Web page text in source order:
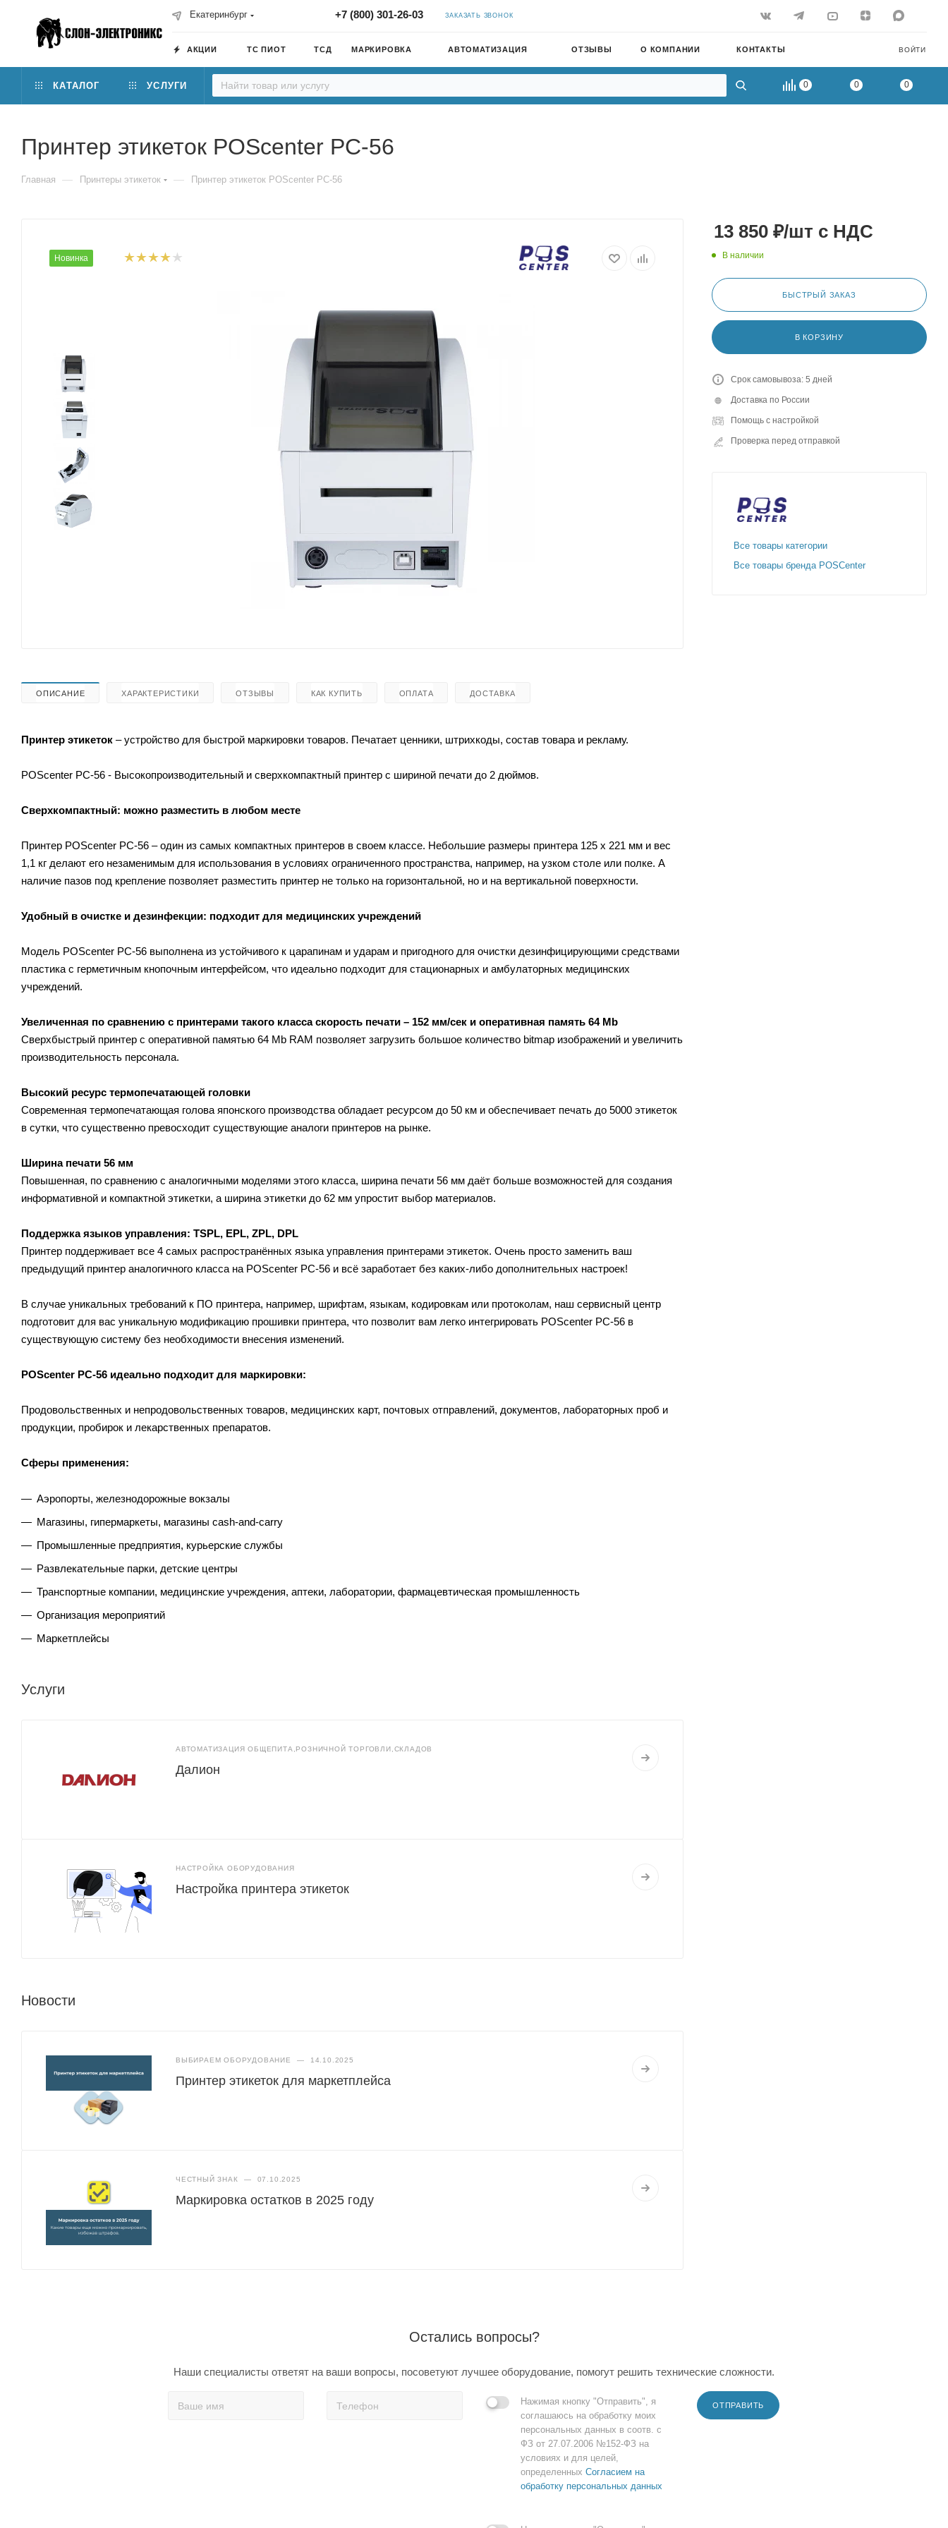
Екатеринбург +7 (800) 301-26-03 ЗАКАЗАТЬ ЗВОНОК
ВОЙТИ
АКЦИИ ТС ПИОТ ТСД МАРКИРОВКА АВТОМАТИЗАЦИЯ ОТЗЫВЫ О КОМПАНИИ КОНТАКТЫ
0 0 0
КАТАЛОГ УСЛУГИ
Принтер этикеток POScenter PC-56
Главная — Принтеры этикеток — Принтер этикеток POScenter PC-56
Новинка
ОПИСАНИЕ ХАРАКТЕРИСТИКИ ОТЗЫВЫ КАК КУПИТЬ ОПЛАТА ДОСТАВКА
Принтер этикеток – устройство для быстрой маркировки товаров. Печатает ценники, штрихкоды, состав товара и рекламу.
POScenter PC-56 - Высокопроизводительный и сверхкомпактный принтер с шириной печати до 2 дюймов.
Сверхкомпактный: можно разместить в любом месте
Принтер POScenter PC-56 – один из самых компактных принтеров в своем классе. Небольшие размеры принтера 125 x 221 мм и вес
1,1 кг делают его незаменимым для использования в условиях ограниченного пространства, например, на узком столе или полке. А
наличие пазов под крепление позволяет разместить принтер не только на горизонтальной, но и на вертикальной поверхности.
Удобный в очистке и дезинфекции: подходит для медицинских учреждений
Модель POScenter PC-56 выполнена из устойчивого к царапинам и ударам и пригодного для очистки дезинфицирующими средствами
пластика с герметичным кнопочным интерфейсом, что идеально подходит для стационарных и амбулаторных медицинских
учреждений.
Увеличенная по сравнению с принтерами такого класса скорость печати – 152 мм/сек и оперативная память 64 Mb
Сверхбыстрый принтер с оперативной памятью 64 Mb RAM позволяет загрузить большое количество bitmap изображений и увеличить
производительность персонала.
Высокий ресурс термопечатающей головки
Современная термопечатающая голова японского производства обладает ресурсом до 50 км и обеспечивает печать до 5000 этикеток
в сутки, что существенно превосходит существующие аналоги принтеров на рынке.
Ширина печати 56 мм
Повышенная, по сравнению с аналогичными моделями этого класса, ширина печати 56 мм даёт больше возможностей для создания
информативной и компактной этикетки, а ширина этикетки до 62 мм упростит выбор материалов.
Поддержка языков управления: TSPL, EPL, ZPL, DPL
Принтер поддерживает все 4 самых распространённых языка управления принтерами этикеток. Очень просто заменить ваш
предыдущий принтер аналогичного класса на POScenter PC-56 и всё заработает без каких-либо дополнительных настроек!
В случае уникальных требований к ПО принтера, например, шрифтам, языкам, кодировкам или протоколам, наш сервисный центр
подготовит для вас уникальную модификацию прошивки принтера, что позволит вам легко интегрировать POScenter PC-56 в
существующую систему без необходимости внесения изменений.
POScenter PC-56 идеально подходит для маркировки:
Продовольственных и непродовольственных товаров, медицинских карт, почтовых отправлений, документов, лабораторных проб и
продукции, пробирок и лекарственных препаратов.
Сферы применения:
Аэропорты, железнодорожные вокзалы
Магазины, гипермаркеты, магазины cash-and-carry
Промышленные предприятия, курьерские службы
Развлекательные парки, детские центры
Транспортные компании, медицинские учреждения, аптеки, лаборатории, фармацевтическая промышленность
Организация мероприятий
Маркетплейсы
Услуги
АВТОМАТИЗАЦИЯ ОБЩЕПИТА,РОЗНИЧНОЙ ТОРГОВЛИ,СКЛАДОВ
Далион
НАСТРОЙКА ОБОРУДОВАНИЯ
Настройка принтера этикеток
Новости
ВЫБИРАЕМ ОБОРУДОВАНИЕ — 14.10.2025
Принтер этикеток для маркетплейса
ЧЕСТНЫЙ ЗНАК — 07.10.2025
Маркировка остатков в 2025 году
13 850 ₽/шт с НДС
В наличии
БЫСТРЫЙ ЗАКАЗ
В КОРЗИНУ
Срок самовывоза: 5 дней
Доставка по России
Помощь с настройкой
Проверка перед отправкой
Все товары категории
Все товары бренда POSCenter
Остались вопросы?
Наши специалисты ответят на ваши вопросы, посоветуют лучшее оборудование, помогут решить технические сложности.
Нажимая кнопку "Отправить", я
соглашаюсь на обработку моих
персональных данных в соотв. с
ФЗ от 27.07.2006 №152-ФЗ на
условиях и для целей,
определенных Согласием на
обработку персональных данных
ОТПРАВИТЬ